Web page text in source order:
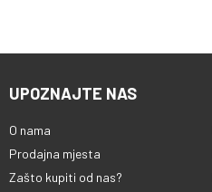
UPOZNAJTE NAS
O nama
Prodajna mjesta
Zašto kupiti od nas?